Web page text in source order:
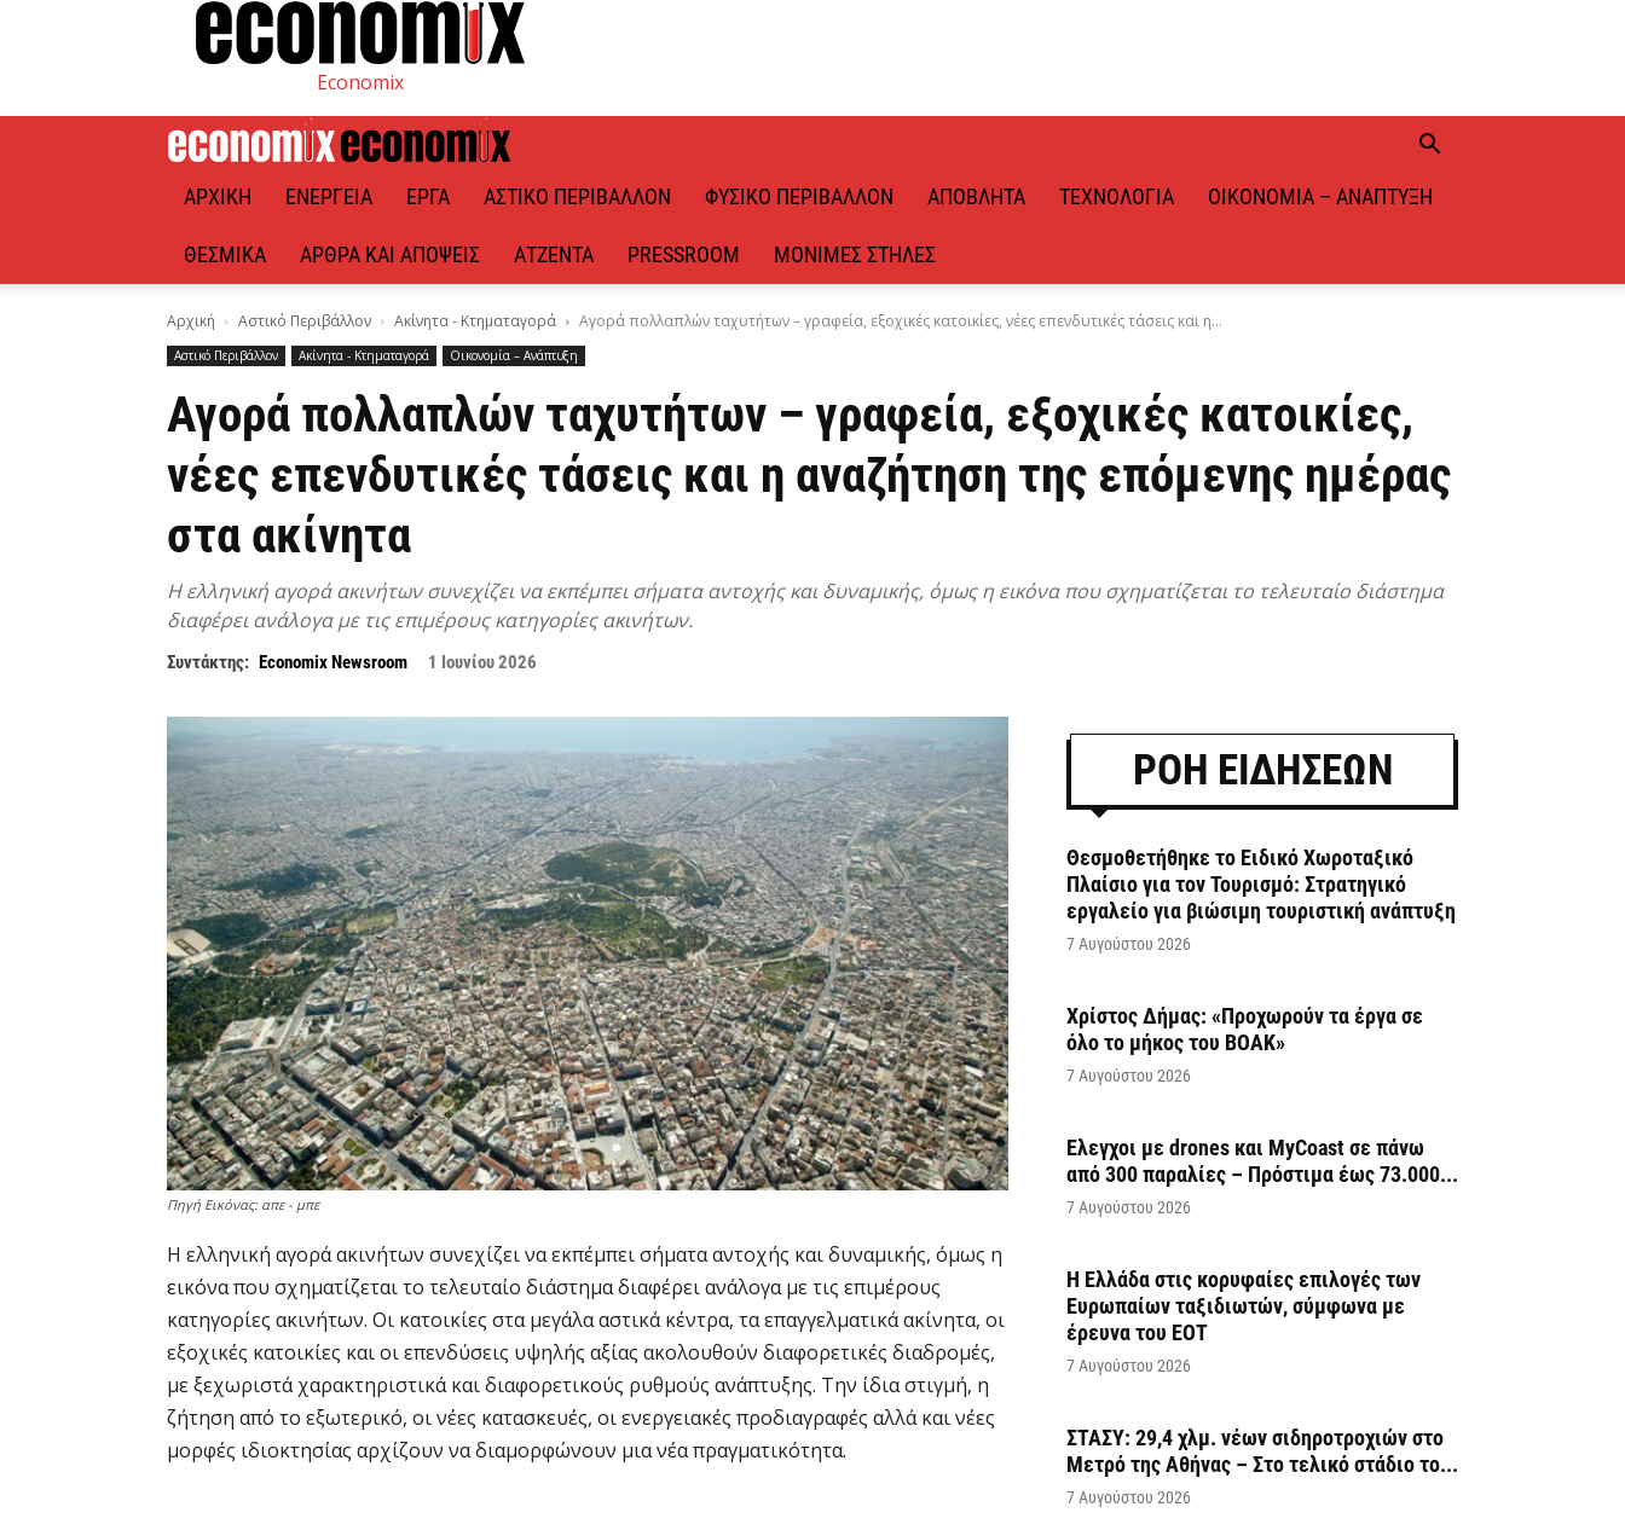
Economix
ΑΡΧΙΚΉ ΕΝΈΡΓΕΙΑ ΈΡΓΑ ΑΣΤΙΚΌ ΠΕΡΙΒΆΛΛΟΝ ΦΥΣΙΚΌ ΠΕΡΙΒΆΛΛΟΝ ΑΠΌΒΛΗΤΑ ΤΕΧΝΟΛΟΓΊΑ ΟΙΚΟΝΟΜΊΑ – ΑΝΆΠΤΥΞΗ
ΘΕΣΜΙΚΆ ΆΡΘΡΑ ΚΑΙ ΑΠΌΨΕΙΣ ΑΤΖΈΝΤΑ PRESSROOM ΜΌΝΙΜΕΣ ΣΤΉΛΕΣ
Αρχική Αστικό Περιβάλλον Ακίνητα - Κτηματαγορά Αγορά πολλαπλών ταχυτήτων – γραφεία, εξοχικές κατοικίες, νέες επενδυτικές τάσεις και η...
Αστικό Περιβάλλον Ακίνητα - Κτηματαγορά Οικονομία – Ανάπτυξη
Αγορά πολλαπλών ταχυτήτων – γραφεία, εξοχικές κατοικίες,
νέες επενδυτικές τάσεις και η αναζήτηση της επόμενης ημέρας
στα ακίνητα
Η ελληνική αγορά ακινήτων συνεχίζει να εκπέμπει σήματα αντοχής και δυναμικής, όμως η εικόνα που σχηματίζεται το τελευταίο διάστημα
διαφέρει ανάλογα με τις επιμέρους κατηγορίες ακινήτων.
Συντάκτης: Economix Newsroom 1 Ιουνίου 2026
Πηγή Εικόνας: απε - μπε
Η ελληνική αγορά ακινήτων συνεχίζει να εκπέμπει σήματα αντοχής και δυναμικής, όμως η
εικόνα που σχηματίζεται το τελευταίο διάστημα διαφέρει ανάλογα με τις επιμέρους
κατηγορίες ακινήτων. Οι κατοικίες στα μεγάλα αστικά κέντρα, τα επαγγελματικά ακίνητα, οι
εξοχικές κατοικίες και οι επενδύσεις υψηλής αξίας ακολουθούν διαφορετικές διαδρομές,
με ξεχωριστά χαρακτηριστικά και διαφορετικούς ρυθμούς ανάπτυξης. Την ίδια στιγμή, η
ζήτηση από το εξωτερικό, οι νέες κατασκευές, οι ενεργειακές προδιαγραφές αλλά και νέες
μορφές ιδιοκτησίας αρχίζουν να διαμορφώνουν μια νέα πραγματικότητα.
ΡΟΗ ΕΙΔΗΣΕΩΝ
Θεσμοθετήθηκε το Ειδικό Χωροταξικό
Πλαίσιο για τον Τουρισμό: Στρατηγικό
εργαλείο για βιώσιμη τουριστική ανάπτυξη
7 Αυγούστου 2026
Χρίστος Δήμας: «Προχωρούν τα έργα σε
όλο το μήκος του ΒΟΑΚ»
7 Αυγούστου 2026
Έλεγχοι με drones και MyCoast σε πάνω
από 300 παραλίες – Πρόστιμα έως 73.000...
7 Αυγούστου 2026
Η Ελλάδα στις κορυφαίες επιλογές των
Ευρωπαίων ταξιδιωτών, σύμφωνα με
έρευνα του ΕΟΤ
7 Αυγούστου 2026
ΣΤΑΣΥ: 29,4 χλμ. νέων σιδηροτροχιών στο
Μετρό της Αθήνας – Στο τελικό στάδιο το...
7 Αυγούστου 2026